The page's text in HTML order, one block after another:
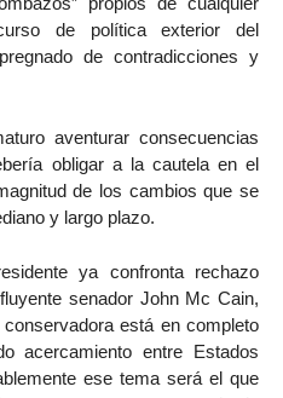
de política exterior del
de contradicciones y
aventurar consecuencias
obligar a la cautela en el
de los cambios que se
y largo plazo.
ya confronta rechazo
senador John Mc Cain,
está en completo
acercamiento entre Estados
ese tema será el que